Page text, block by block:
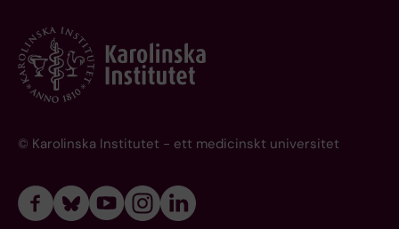
© Karolinska Institutet - ett medicinskt universitet